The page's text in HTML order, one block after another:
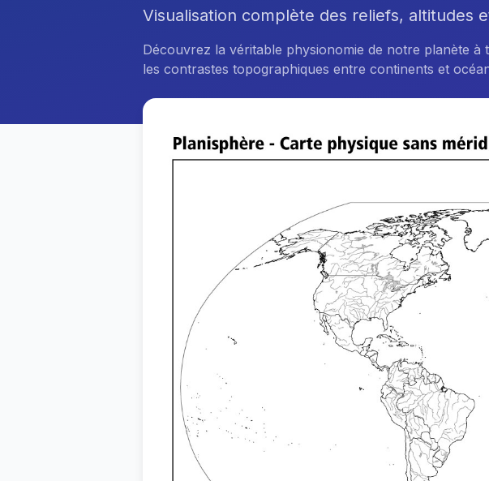
Visualisation complète des reliefs, altitudes
Découvrez la véritable physionomie de notre planète
les contrastes topographiques entre continents et